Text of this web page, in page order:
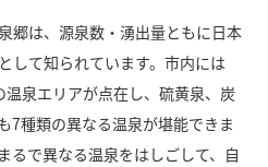
郷は、源泉数・湧出量ともに日本
して知られています。市内には
温泉エリアが点在し、硫黄泉、炭
7種類の異なる温泉が堪能できま
るで異なる温泉をはしごして、自